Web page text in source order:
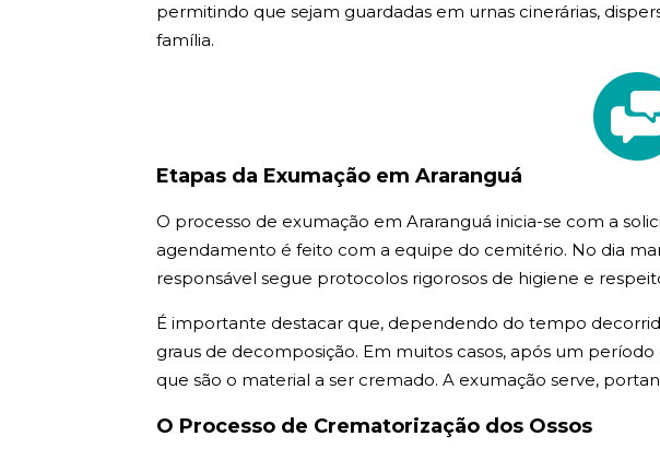
permitindo que sejam guardadas em urnas cinerárias,
família.
Etapas da Exumação em Araranguá
O processo de exumação em Araranguá inicia-se com a
agendamento é feito com a equipe do cemitério. No dia
responsável segue protocolos rigorosos de higiene e
É importante destacar que, dependendo do tempo
graus de decomposição. Em muitos casos, após um
que são o material a ser cremado. A exumação serve,
O Processo de Crematorização dos Ossos